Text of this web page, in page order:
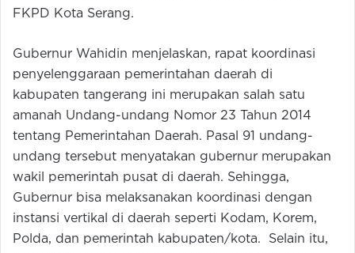
FKPD Kota Serang.
Gubernur Wahidin menjelaskan, rapat koordinasi
penyelenggaraan pemerintahan daerah di
kabupaten tangerang ini merupakan salah satu
amanah Undang-undang Nomor 23 Tahun 2014
tentang Pemerintahan Daerah. Pasal 91 undang-
undang tersebut menyatakan gubernur merupakan
wakil pemerintah pusat di daerah. Sehingga,
Gubernur bisa melaksanakan koordinasi dengan
instansi vertikal di daerah seperti Kodam, Korem,
Polda, dan pemerintah kabupaten/kota. Selain itu,